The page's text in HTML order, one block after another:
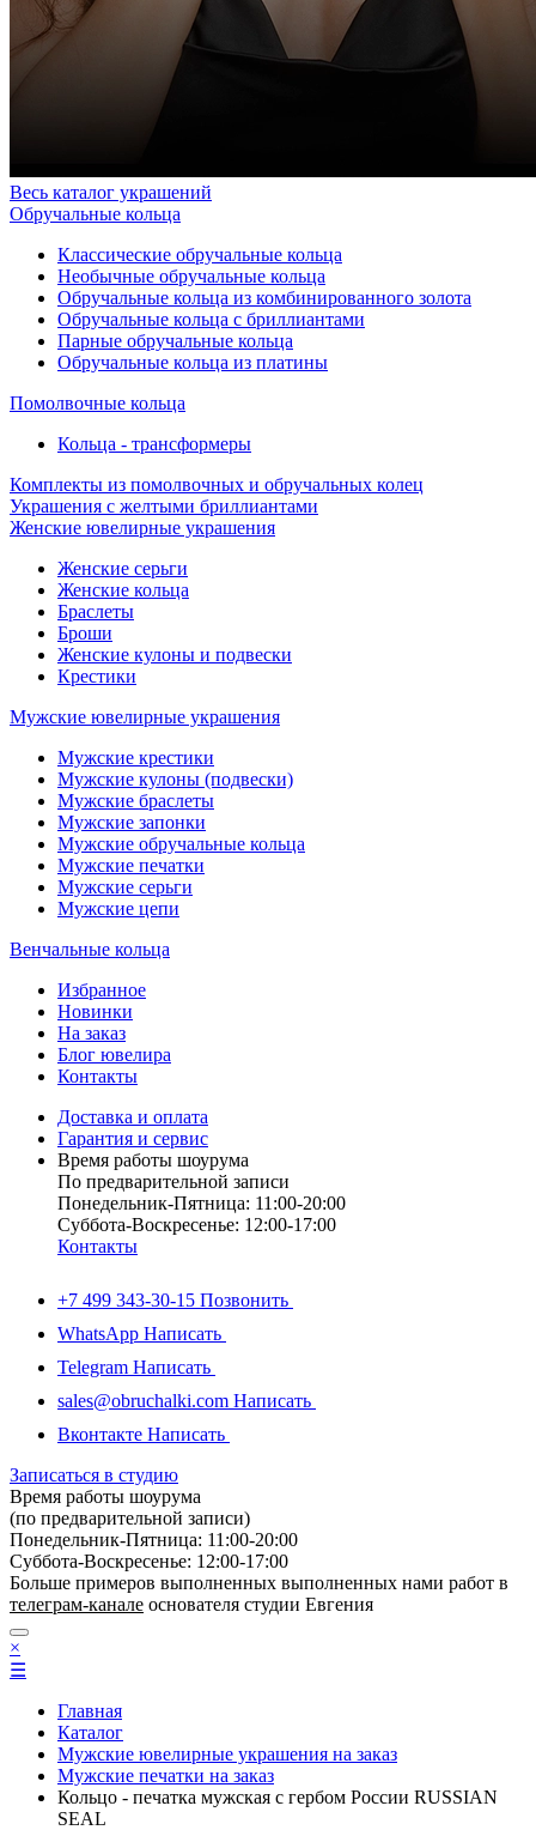
Весь каталог украшений
Обручальные кольца
Классические обручальные кольца
Необычные обручальные кольца
Обручальные кольца из комбинированного золота
Обручальные кольца с бриллиантами
Парные обручальные кольца
Обручальные кольца из платины
Помолвочные кольца
Кольца - трансформеры
Комплекты из помолвочных и обручальных колец
Украшения с желтыми бриллиантами
Женские ювелирные украшения
Женские серьги
Женские кольца
Браслеты
Броши
Женские кулоны и подвески
Крестики
Мужские ювелирные украшения
Мужские крестики
Мужские кулоны (подвески)
Мужские браслеты
Мужские запонки
Мужские обручальные кольца
Мужские печатки
Мужские серьги
Мужские цепи
Венчальные кольца
Избранное
Новинки
На заказ
Блог ювелира
Контакты
Доставка и оплата
Гарантия и сервис
Время работы шоурума
По предварительной записи
Понедельник-Пятница: 11:00-20:00
Суббота-Bоcкресенье: 12:00-17:00
Контакты
+7 499 343-30-15 Позвонить
WhatsApp Написать
Telegram Написать
sales@obruchalki.com Написать
Вконтакте Написать
Записаться в студию
Время работы шоурума
(по предварительной записи)
Понедельник-Пятница: 11:00-20:00
Суббота-Bоcкресенье: 12:00-17:00
Больше примеров выполненных выполненных нами работ в
телеграм-канале основателя студии Евгения
×
☰
Главная
Каталог
Мужские ювелирные украшения на заказ
Мужские печатки на заказ
Кольцо - печатка мужская с гербом России RUSSIAN
SEAL